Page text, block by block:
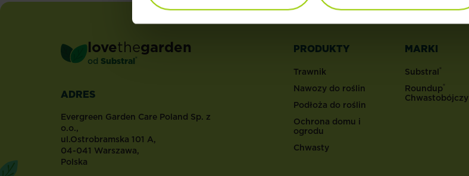
lovethegarden
od Substral®
ADRES
Evergreen Garden Care Poland Sp. z
o.o.,
ul.Ostrobramska 101 A,
04-041 Warszawa,
Polska
PRODUKTY
Trawnik
Nawozy do roślin
Podłoża do roślin
Ochrona domu i
ogrodu
Chwasty
MARKI
Substral®
Roundup®
Chwastobójczy